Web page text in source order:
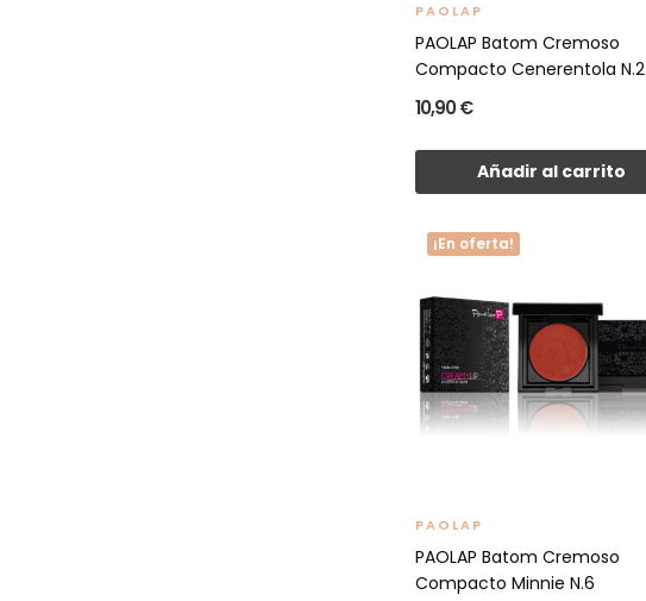
PAOLAP
PAOLAP Batom Cremoso
Compacto Cenerentola N.2
10,90 €
Añadir al carrito
¡En oferta!
PAOLAP
PAOLAP Batom Cremoso
Compacto Minnie N.6